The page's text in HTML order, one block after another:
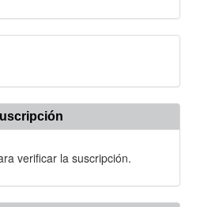
verificar la suscripción.